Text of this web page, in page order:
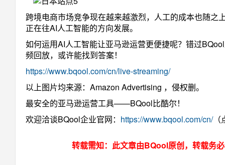
跨境电商市场竞争现在越来越激烈，人工的成本也随之
正在往AI人工智能的方向发展。
如何运用AI人工智能让亚马逊运营更便捷呢？错过
频回放，或许能找到答案！
https://www.bqool.com/cn/live-streaming/
以上图片均来源：Amazon Advertising ，侵权删。
最安全的亚马逊运营工具——BQool比酷尔！
欢迎洽谈BQool企业官网： https://www.bqool.com/cn/（
转载需知：此文章由BQool原创，转载务